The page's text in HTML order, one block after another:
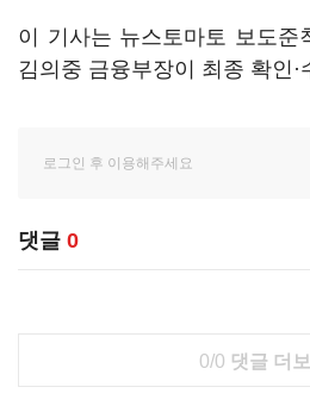
이 기사는 뉴스토마토 보도준
김의중 금융부장이 최종 확인·
댓글 0
0/0 댓글 더보